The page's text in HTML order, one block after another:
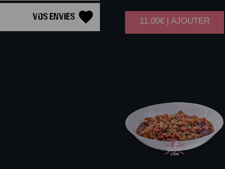
Vos Envies 11.00€ | AJOUTER